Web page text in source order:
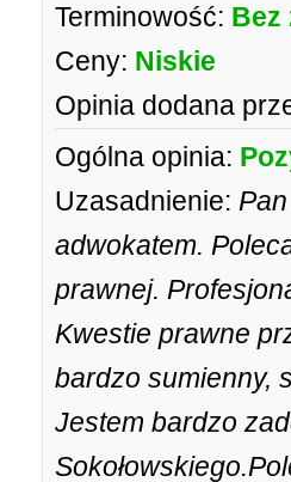
Terminowość: Bez
Ceny: Niskie
Opinia dodana
Ogólna opinia:
Uzasadnienie:
adwokatem.
prawnej.
Kwestie prawne
bardzo sumienny,
Jestem bardzo